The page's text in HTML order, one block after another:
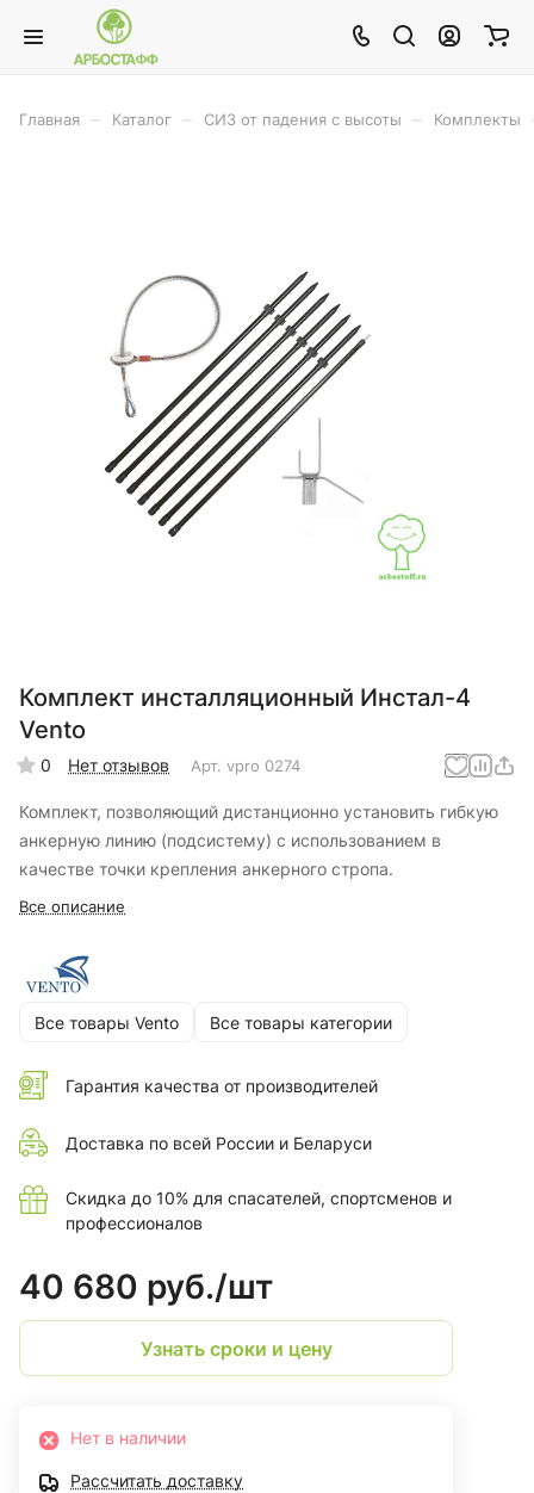
Главная Каталог СИЗ от падения с высоты Комплекты
Комплект инсталляционный Инстал-4
Vento
0 Нет отзывов Арт. vpro 0274
Комплект, позволяющий дистанционно установить гибкую
анкерную линию (подсистему) с использованием в
качестве точки крепления анкерного стропа.
Все описание
Все товары Vento Все товары категории
Гарантия качества от производителей
Доставка по всей России и Беларуси
Скидка до 10% для спасателей, спортсменов и
профессионалов
40 680 руб./шт
Узнать сроки и цену
Нет в наличии
Рассчитать доставку